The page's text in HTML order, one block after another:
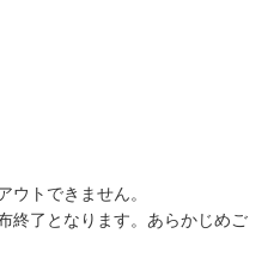
ウトできません。
終了となります。あらかじめご